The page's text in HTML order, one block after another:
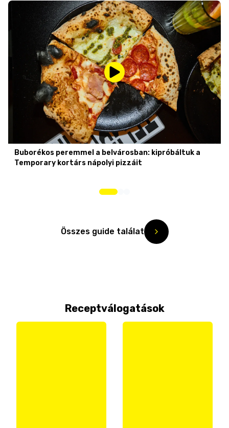
Buborékos peremmel a belvárosban: kipróbáltuk a
Temporary kortárs nápolyi pizzáit
Összes guide találat
Receptválogatások